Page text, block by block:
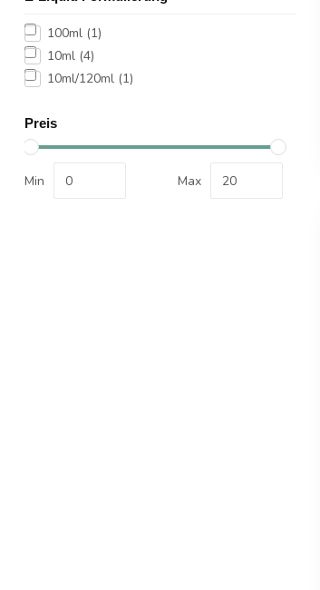
100ml (1)
10ml (4)
10ml/120ml (1)
Preis
Min Max